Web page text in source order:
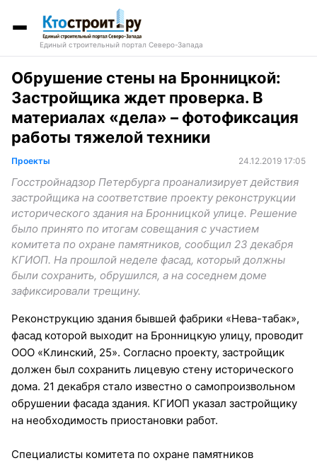
Единый строительный портал Северо-Запада
Обрушение стены на Бронницкой:
Застройщика ждет проверка. В
материалах «дела» – фотофиксация
работы тяжелой техники
Проекты 24.12.2019 17:05
Госстройнадзор Петербурга проанализирует действия
застройщика на соответствие проекту реконструкции
исторического здания на Бронницкой улице. Решение
было принято по итогам совещания с участием
комитета по охране памятников, сообщил 23 декабря
КГИОП. На прошлой неделе фасад, который должны
были сохранить, обрушился, а на соседнем доме
зафиксировали трещину.
Реконструкцию здания бывшей фабрики «Нева-табак»,
фасад которой выходит на Бронницкую улицу, проводит
ООО «Клинский, 25». Согласно проекту, застройщик
должен был сохранить лицевую стену исторического
дома. 21 декабря стало известно о самопроизвольном
обрушении фасада здания. КГИОП указал застройщику
на необходимость приостановки работ.
Специалисты комитета по охране памятников